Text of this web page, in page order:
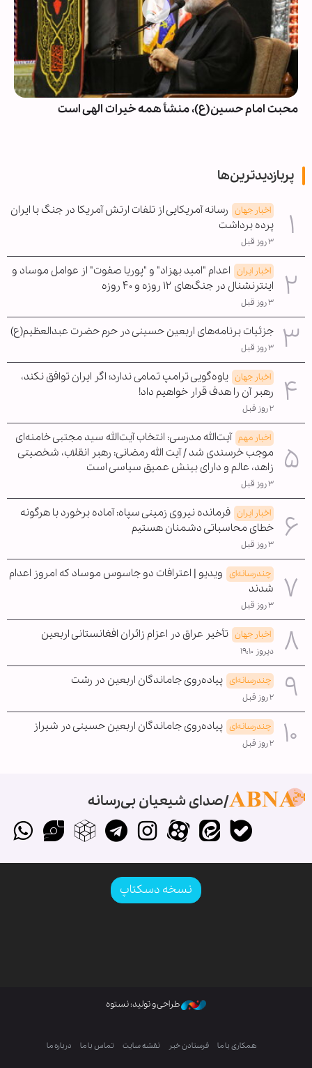
محبت امام حسین(ع)، منشأ همه خیرات الهی است
پربازدیدترین‌ها
اخبار جهان رسانه آمریکایی از تلفات ارتش آمریکا در جنگ با ایران
پرده برداشت
۳ روز قبل
اخبار ایران اعدام "امید بهزاد" و "پوریا صفوت" از عوامل موساد و
اینترنشنال در جنگ‌های ۱۲ روزه و ۴۰ روزه
۳ روز قبل
جزئیات برنامه‌های اربعین حسینی در حرم حضرت عبدالعظیم(ع)
۳ روز قبل
اخبار جهان یاوه‌گویی ترامپ تمامی ندارد؛ اگر ایران توافق نکند،
رهبر آن را هدف قرار خواهیم داد!
۲ روز قبل
اخبار مهم آیت‌الله مدرسی: انتخاب آیت‌الله سید مجتبی خامنه‌ای
موجب خرسندی شد / آیت الله رمضانی: رهبر انقلاب، شخصیتی
زاهد، عالم و دارای بینش عمیق سیاسی است
۳ روز قبل
اخبار ایران فرمانده نیروی زمینی سپاه: آماده برخورد با هرگونه
خطای محاسباتی دشمنان هستیم
۳ روز قبل
چندرسانه‌ای ویدیو | اعترافات دو جاسوس موساد که امروز اعدام
شدند
۳ روز قبل
اخبار جهان تأخیر عراق در اعزام زائران افغانستانی اربعین
دیروز ۱۹:۱۰
چندرسانه‌ای پیاده‌روی جاماندگان اربعین در رشت
۲ روز قبل
چندرسانه‌ای پیاده‌روی جاماندگان اربعین حسینی در شیراز
۲ روز قبل
صدای شیعیان بی‌رسانه
نسخه دسکتاپ
طراحی و تولید: نستوه
همکاری با ما فرستادن خبر نقشه سایت تماس با ما درباره ما